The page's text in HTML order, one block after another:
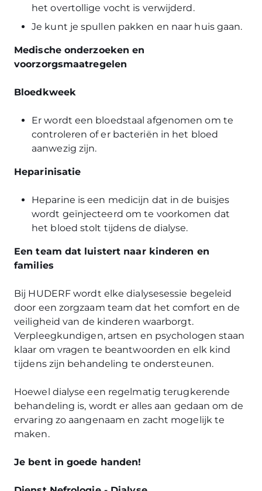
het overtollige vocht is verwijderd.
Je kunt je spullen pakken en naar huis gaan.
Medische onderzoeken en
voorzorgsmaatregelen
Bloedkweek
Er wordt een bloedstaal afgenomen om te
controleren of er bacteriën in het bloed
aanwezig zijn.
Heparinisatie
Heparine is een medicijn dat in de buisjes
wordt geïnjecteerd om te voorkomen dat
het bloed stolt tijdens de dialyse.
Een team dat luistert naar kinderen en
families
Bij HUDERF wordt elke dialysesessie begeleid
door een zorgzaam team dat het comfort en de
veiligheid van de kinderen waarborgt.
Verpleegkundigen, artsen en psychologen staan
klaar om vragen te beantwoorden en elk kind
tijdens zijn behandeling te ondersteunen.
Hoewel dialyse een regelmatig terugkerende
behandeling is, wordt er alles aan gedaan om de
ervaring zo aangenaam en zacht mogelijk te
maken.
Je bent in goede handen!